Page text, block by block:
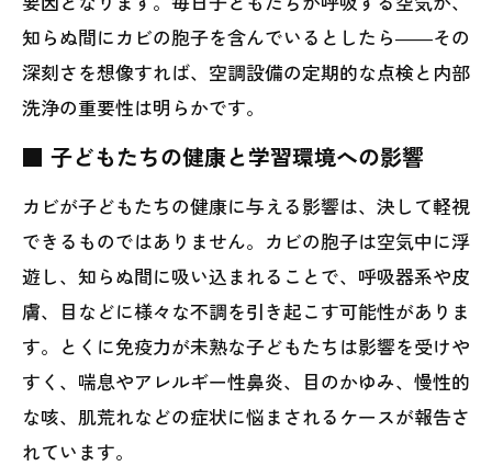
知らぬ間にカビの胞子を含んでいるとしたら――その
深刻さを想像すれば、空調設備の定期的な点検と内部
洗浄の重要性は明らかです。
■ 子どもたちの健康と学習環境への影響
カビが子どもたちの健康に与える影響は、決して軽視
できるものではありません。カビの胞子は空気中に浮
遊し、知らぬ間に吸い込まれることで、呼吸器系や皮
膚、目などに様々な不調を引き起こす可能性がありま
す。とくに免疫力が未熟な子どもたちは影響を受けや
すく、喘息やアレルギー性鼻炎、目のかゆみ、慢性的
な咳、肌荒れなどの症状に悩まされるケースが報告さ
れています。